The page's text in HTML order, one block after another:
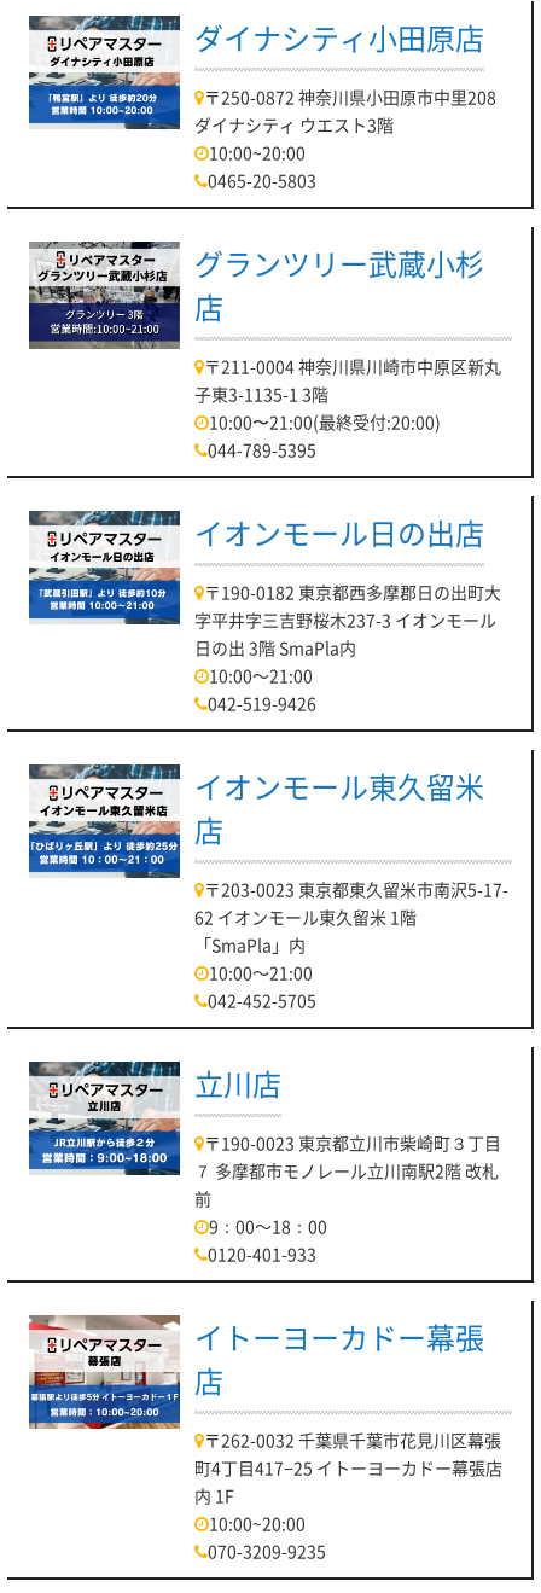
ダイナシティ小田原店
〒250-0872 神奈川県小田原市中里208
ダイナシティ ウエスト3階
10:00~20:00
0465-20-5803
グランツリー武蔵小杉
店
〒211-0004 神奈川県川崎市中原区新丸
子東3-1135-1 3階
10:00〜21:00(最終受付:20:00)
044-789-5395
イオンモール日の出店
〒190-0182 東京都西多摩郡日の出町大
字平井字三吉野桜木237-3 イオンモール
日の出 3階 SmaPla内
10:00～21:00
042-519-9426
イオンモール東久留米
店
〒203-0023 東京都東久留米市南沢5-17-
62 イオンモール東久留米 1階
「SmaPla」内
10:00～21:00
042-452-5705
立川店
〒190-0023 東京都立川市柴崎町３丁目
７ 多摩都市モノレール立川南駅2階 改札
前
9：00～18：00
0120-401-933
イトーヨーカドー幕張
店
〒262-0032 千葉県千葉市花見川区幕張
町4丁目417−25 イトーヨーカドー幕張店
内 1F
10:00~20:00
070-3209-9235